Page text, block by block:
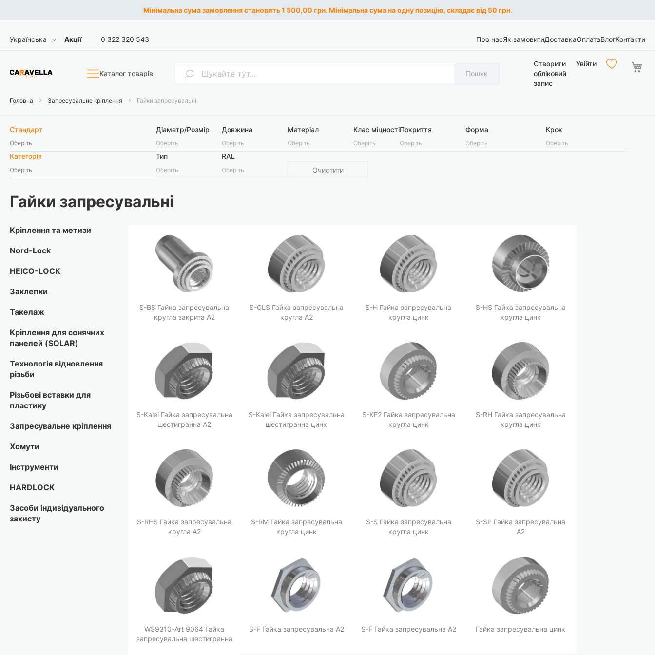
Мінімальна сума замовлення становить 1 500,00 грн. Мінімальна сума на одну позицію, складає від 50 грн.
Skip
Мова
Українська Акції 0 322 320 543 Про насЯк замовитиДоставкаОплатаБлогКонтакти
Каталог товарів Пошук Пошук
Створити
обліковий
запис
Увійти
Головна Запресувальне кріплення Гайки запресувальні
Стандарт
Оберіть
Категорія
Оберіть
Діаметр/Розмір
Оберіть
Довжина
Оберіть
Матеріал
Оберіть
Клас міцності
Оберіть
Покриття
Оберіть
Форма
Оберіть
Крок
Оберіть
Тип
Оберіть
RAL
Оберіть Очистити
Гайки запресувальні
S-BS Гайка запресувальна
кругла закрита A2
S-CLS Гайка запресувальна
кругла A2
S-H Гайка запресувальна
кругла цинк
S-HS Гайка запресувальна
кругла цинк
S-Kalei Гайка запресувальна
шестигранна A2
S-Kalei Гайка запресувальна
шестигранна цинк
S-KF2 Гайка запресувальна
кругла цинк
S-RH Гайка запресувальна
кругла цинк
S-RHS Гайка запресувальна
кругла A2
S-RM Гайка запресувальна
кругла цинк
S-S Гайка запресувальна
кругла цинк
S-SP Гайка запресувальна
A2
WS9310-Аrt 9064 Гайка
запресувальна шестигранна
S-F Гайка запресувальна А2 S-F Гайка запресувальна А2 Гайка запресувальна цинк
Кріплення та метизи
Nord-Lock
HEICO-LOCK
Заклепки
Такелаж
Кріплення для сонячних
панелей (SOLAR)
Технологія відновлення
різьби
Різьбові вставки для
пластику
Запресувальне кріплення
Хомути
Інструменти
HARDLOCK
Засоби індивідуального
захисту